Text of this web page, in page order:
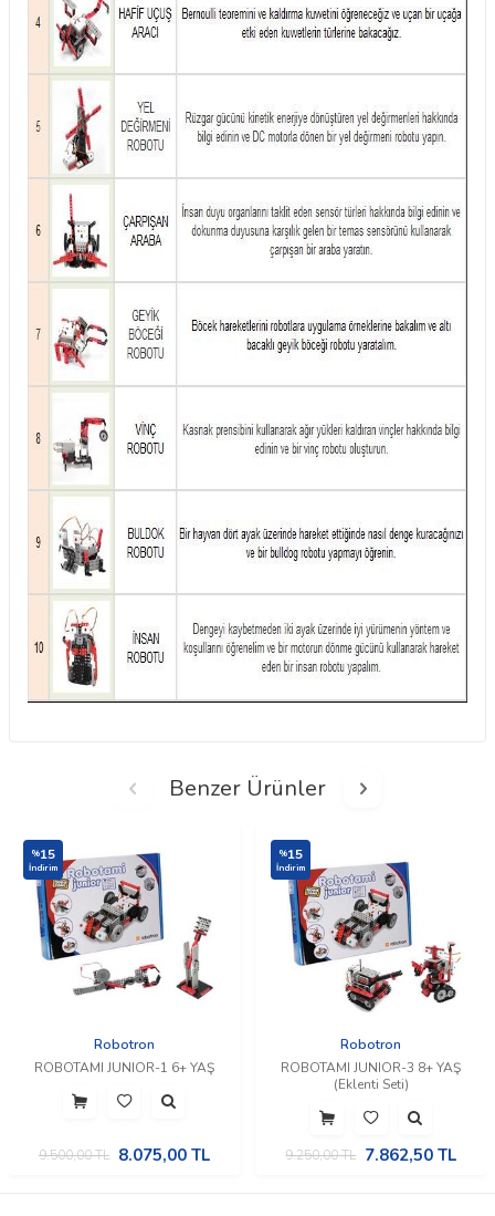
Benzer Ürünler
%15
İndirim
Robotron
ROBOTAMI JUNIOR-1 6+ YAŞ
9.500,00TL 8.075,00TL
%15
İndirim
Robotron
ROBOTAMI JUNIOR-3 8+ YAŞ
(Eklenti Seti)
9.250,00TL 7.862,50 TL